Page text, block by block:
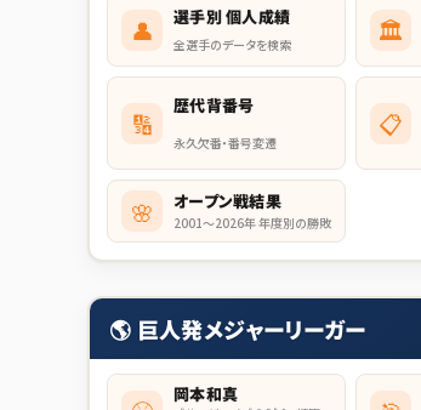
👤 選手別 個人成績
全選手のデータを検索 🏛
🔢
歴代背番号
永久欠番・番号変遷
📋
🌸 オープン戦結果
2001〜2026年 年度別の勝敗
🌎 巨人発メジャーリーガー
岡本和真